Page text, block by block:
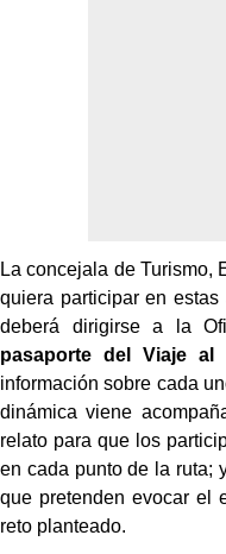
La concejala de Turismo,
quiera participar en
deberá dirigirse a la
pasaporte del Viaje al
información sobre cada
dinámica viene
relato para que los
en cada punto de la ruta;
que pretenden evocar el
reto planteado.